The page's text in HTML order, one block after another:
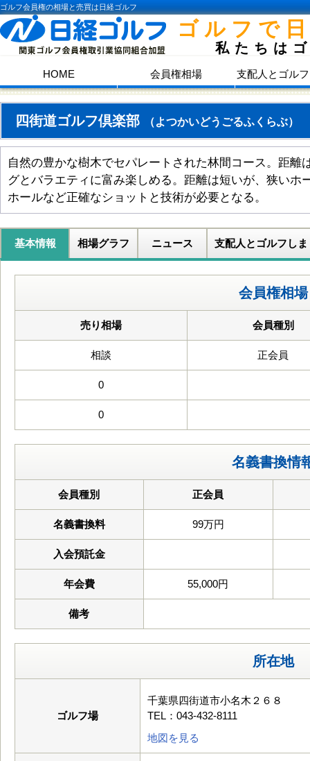
ゴルフ会員権の相場と売買は日経ゴルフ
ゴルフで
私たちは
HOME 会員権相場 支配人とゴル
四街道ゴルフ倶楽部 （よつかいどうごるふくらぶ）
自然の豊かな樹木でセパレートされた林間コース。距
グとバラエティに富み楽しめる。距離は短いが、狭い
ホールなど正確なショットと技術が必要となる。
基本情報 相場グラフ ニュース 支配人とゴルフしま
会員権相場
売り相場 会員種別
相談 正会員
0
0
名義書換情
会員種別 正会員
名義書換料 99万円
入会預託金
年会費 55,000円
備考
所在地
ゴルフ場
千葉県四街道市小名木２６８
TEL：043-432-8111
地図を見る